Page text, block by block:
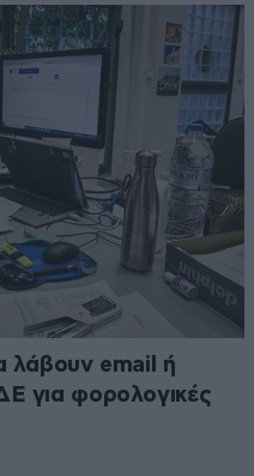
λάβουν email ή
για φορολογικές